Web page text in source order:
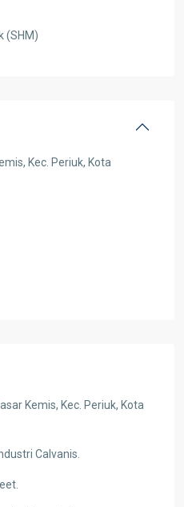
(SHM)
Kec. Periuk, Kota
Kemis, Kec. Periuk, Kota
Calvanis.